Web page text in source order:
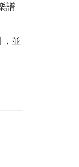
譜
，並